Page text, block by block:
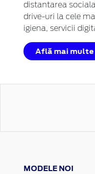
distantarea
drive-uri la cele
igiena, servicii
Află mai multe
MODELE NOI